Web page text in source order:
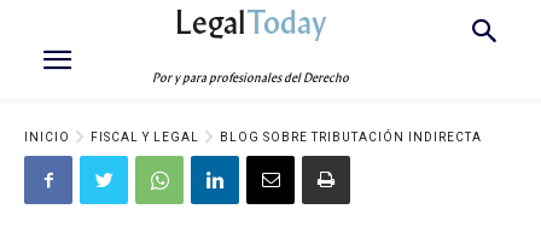
LegalToday
Por y para profesionales del Derecho
INICIO FISCAL Y LEGAL BLOG SOBRE TRIBUTACIÓN INDIRECTA